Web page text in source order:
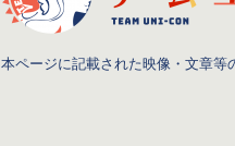
本ページに記載された映像・文章等